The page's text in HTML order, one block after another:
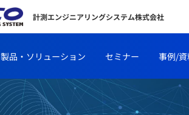
計測エンジニアリングシステム株式会社
製品・ソリューション セミナー 事例/資